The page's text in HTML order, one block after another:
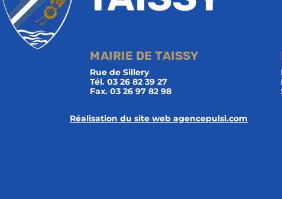
MAIRIE DE TAISSY
Rue de Sillery
Tél. 03 26 82 39 27
Fax. 03 26 97 82 98
Réalisation du site web agencepulsi.com